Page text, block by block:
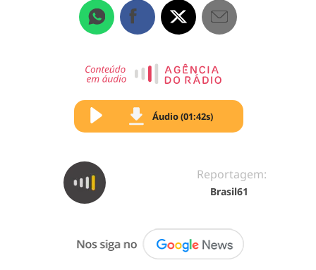
Áudio (01:42s)
Reportagem:
Brasil61